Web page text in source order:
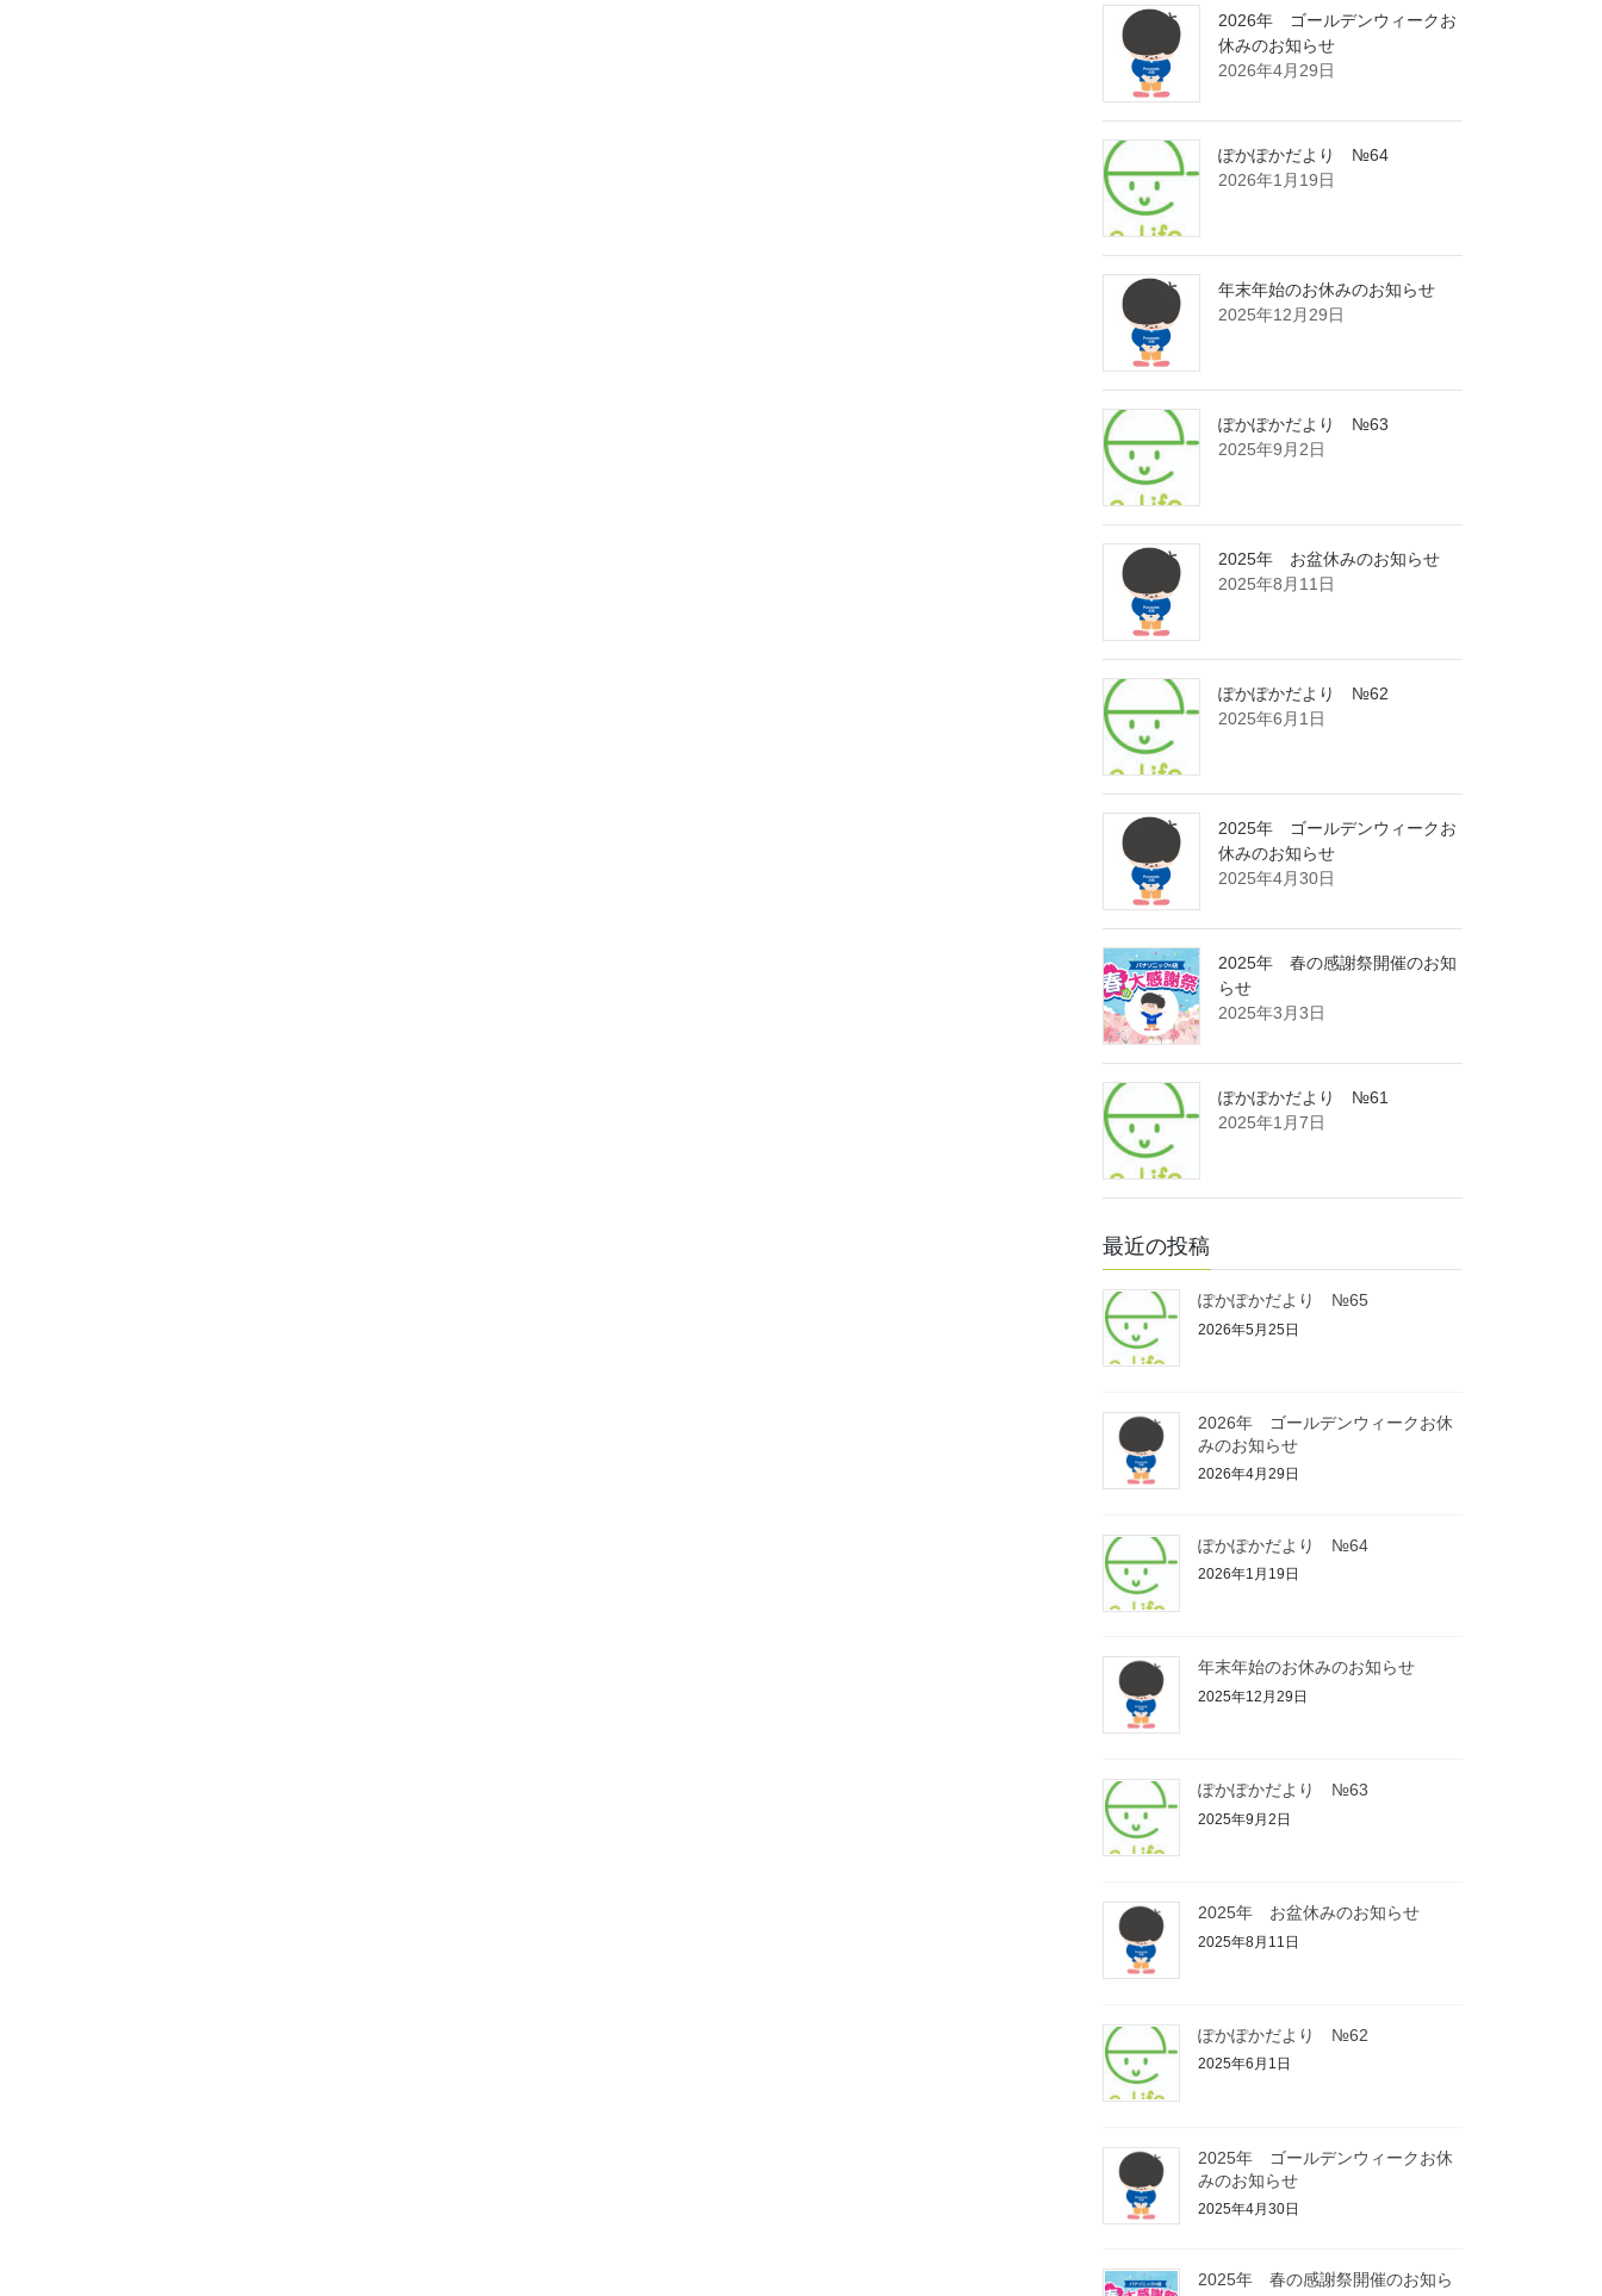
2026年 ゴールデンウィークお
休みのお知らせ
2026年4月29日
ぽかぽかだより №64
2026年1月19日
年末年始のお休みのお知らせ
2025年12月29日
ぽかぽかだより №63
2025年9月2日
2025年 お盆休みのお知らせ
2025年8月11日
ぽかぽかだより №62
2025年6月1日
2025年 ゴールデンウィークお
休みのお知らせ
2025年4月30日
2025年 春の感謝祭開催のお知
らせ
2025年3月3日
ぽかぽかだより №61
2025年1月7日
最近の投稿
ぽかぽかだより №65
2026年5月25日
2026年 ゴールデンウィークお休
みのお知らせ
2026年4月29日
ぽかぽかだより №64
2026年1月19日
年末年始のお休みのお知らせ
2025年12月29日
ぽかぽかだより №63
2025年9月2日
2025年 お盆休みのお知らせ
2025年8月11日
ぽかぽかだより №62
2025年6月1日
2025年 ゴールデンウィークお休
みのお知らせ
2025年4月30日
2025年 春の感謝祭開催のお知ら